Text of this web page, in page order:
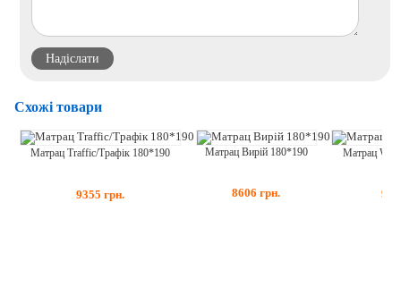
Схожі товари
Матрац Traffic/Трафік 180*190
9355 грн.
Матрац Вирій 180*190
8606 грн.
Матрац